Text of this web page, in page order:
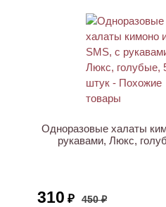
Одноразовые халаты
рукавами, Люкс,
310 ₽ 450 ₽